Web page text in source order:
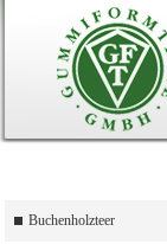
Buchenholzteer